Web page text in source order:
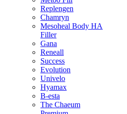
Replengen
Chamryn
Mesoheal Body HA
Filler
Gana
Reneall
Success
Evolution
Univelo
Hyamax
B-esta
The Chaeum